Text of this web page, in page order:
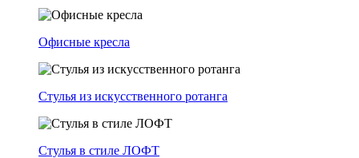
Офисные кресла
Стулья из искусственного ротанга
Стулья в стиле ЛОФТ